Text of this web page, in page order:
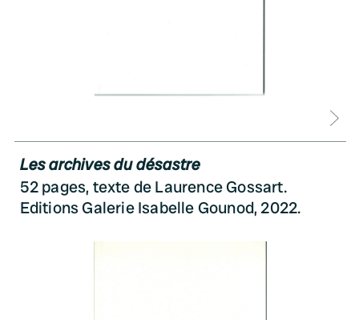
Les archives du désastre
52 pages, texte de Laurence Gossart.
Editions Galerie Isabelle Gounod, 2022.